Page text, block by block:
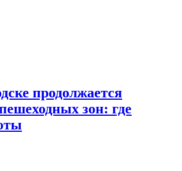
продолжается
зон: где